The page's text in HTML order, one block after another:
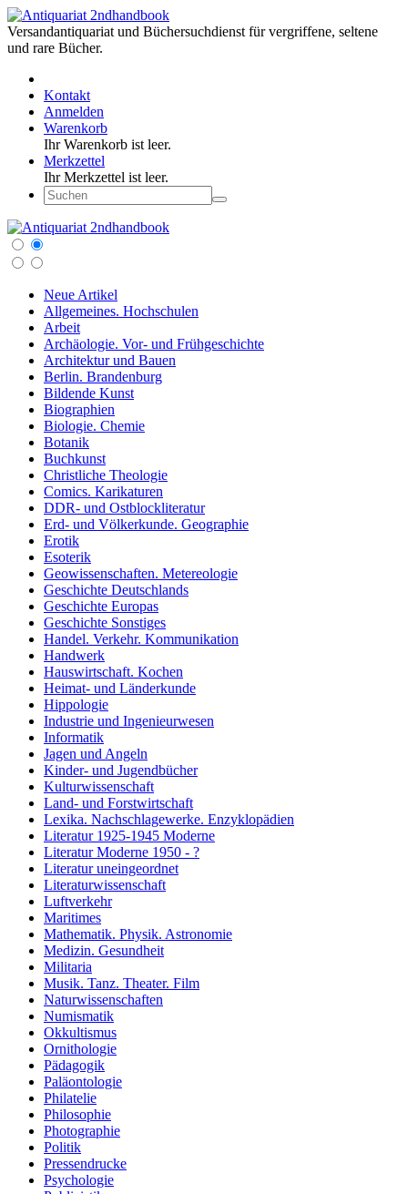
Versandantiquariat und Büchersuchdienst für vergriffene, seltene
und rare Bücher.
Kontakt
Anmelden
Warenkorb
Ihr Warenkorb ist leer.
Merkzettel
Ihr Merkzettel ist leer.
Neue Artikel
Allgemeines. Hochschulen
Arbeit
Archäologie. Vor- und Frühgeschichte
Architektur und Bauen
Berlin. Brandenburg
Bildende Kunst
Biographien
Biologie. Chemie
Botanik
Buchkunst
Christliche Theologie
Comics. Karikaturen
DDR- und Ostblockliteratur
Erd- und Völkerkunde. Geographie
Erotik
Esoterik
Geowissenschaften. Metereologie
Geschichte Deutschlands
Geschichte Europas
Geschichte Sonstiges
Handel. Verkehr. Kommunikation
Handwerk
Hauswirtschaft. Kochen
Heimat- und Länderkunde
Hippologie
Industrie und Ingenieurwesen
Informatik
Jagen und Angeln
Kinder- und Jugendbücher
Kulturwissenschaft
Land- und Forstwirtschaft
Lexika. Nachschlagewerke. Enzyklopädien
Literatur 1925-1945 Moderne
Literatur Moderne 1950 - ?
Literatur uneingeordnet
Literaturwissenschaft
Luftverkehr
Maritimes
Mathematik. Physik. Astronomie
Medizin. Gesundheit
Militaria
Musik. Tanz. Theater. Film
Naturwissenschaften
Numismatik
Okkultismus
Ornithologie
Pädagogik
Paläontologie
Philatelie
Philosophie
Photographie
Politik
Pressendrucke
Psychologie